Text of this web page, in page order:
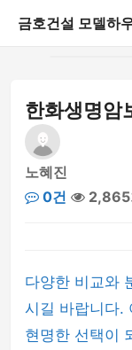
금호건설 모델하
게시판
한화생명암
노혜진
0건
2,865
다양한 비교와
시길 바랍니다.
현명한 선택이